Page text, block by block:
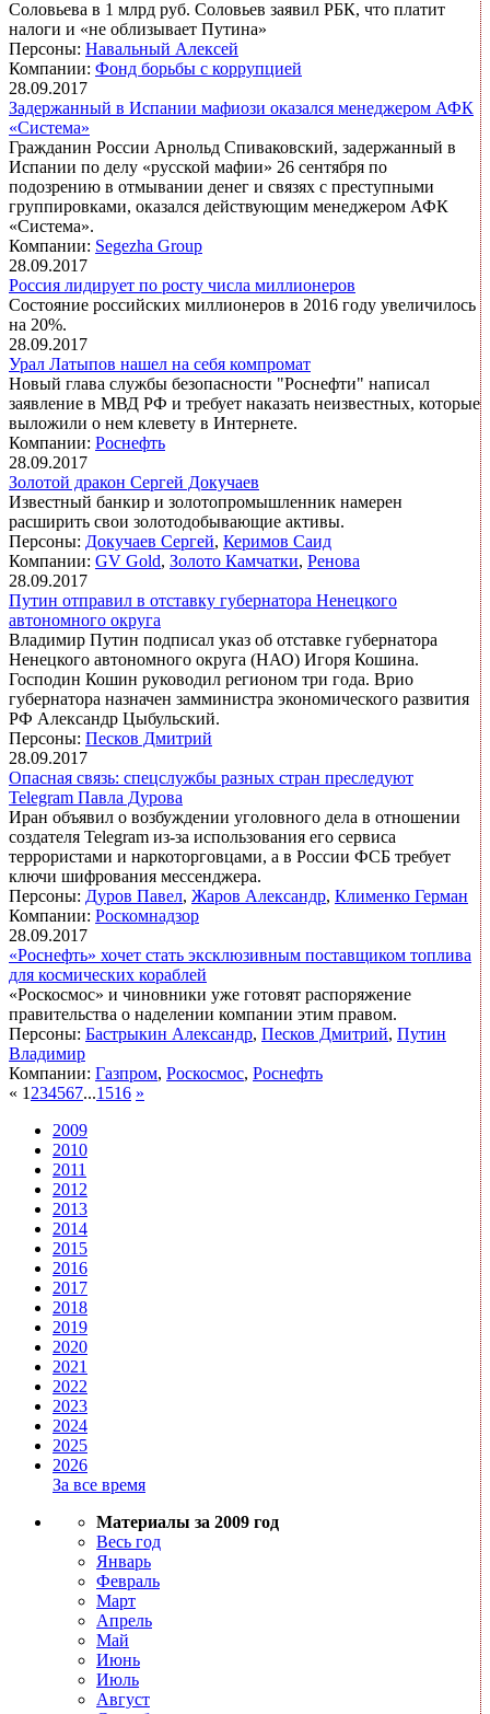
Соловьева в 1 млрд руб. Соловьев заявил РБК, что платит
налоги и «не облизывает Путина»
Персоны: Навальный Алексей
Компании: Фонд борьбы с коррупцией
28.09.2017
Задержанный в Испании мафиози оказался менеджером АФК
«Система»
Гражданин России Арнольд Спиваковский, задержанный в
Испании по делу «русской мафии» 26 сентября по
подозрению в отмывании денег и связях с преступными
группировками, оказался действующим менеджером АФК
«Система».
Компании: Segezha Group
28.09.2017
Россия лидирует по росту числа миллионеров
Состояние российских миллионеров в 2016 году увеличилось
на 20%.
28.09.2017
Урал Латыпов нашел на себя компромат
Новый глава службы безопасности "Роснефти" написал
заявление в МВД РФ и требует наказать неизвестных, которые
выложили о нем клевету в Интернете.
Компании: Роснефть
28.09.2017
Золотой дракон Сергей Докучаев
Известный банкир и золотопромышленник намерен
расширить свои золотодобывающие активы.
Персоны: Докучаев Сергей, Керимов Саид
Компании: GV Gold, Золото Камчатки, Ренова
28.09.2017
Путин отправил в отставку губернатора Ненецкого
автономного округа
Владимир Путин подписал указ об отставке губернатора
Ненецкого автономного округа (НАО) Игоря Кошина.
Господин Кошин руководил регионом три года. Врио
губернатора назначен замминистра экономического развития
РФ Александр Цыбульский.
Персоны: Песков Дмитрий
28.09.2017
Опасная связь: спецслужбы разных стран преследуют
Telegram Павла Дурова
Иран объявил о возбуждении уголовного дела в отношении
создателя Telegram из-за использования его сервиса
террористами и наркоторговцами, а в России ФСБ требует
ключи шифрования мессенджера.
Персоны: Дуров Павел, Жаров Александр, Клименко Герман
Компании: Роскомнадзор
28.09.2017
«Роснефть» хочет стать эксклюзивным поставщиком топлива
для космических кораблей
«Роскосмос» и чиновники уже готовят распоряжение
правительства о наделении компании этим правом.
Персоны: Бастрыкин Александр, Песков Дмитрий, Путин
Владимир
Компании: Газпром, Роскосмос, Роснефть
« 1 234567...1516 »
2009
2010
2011
2012
2013
2014
2015
2016
2017
2018
2019
2020
2021
2022
2023
2024
2025
2026
За все время
Материалы за 2009 год
Весь год
Январь
Февраль
Март
Апрель
Май
Июнь
Июль
Август